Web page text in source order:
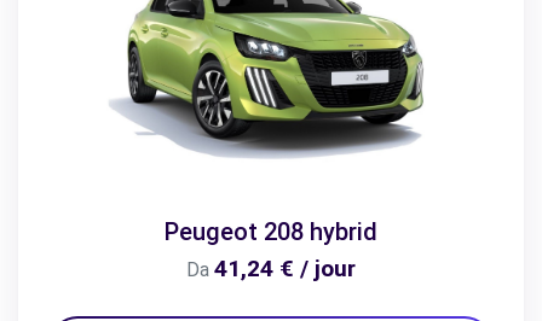
Peugeot 208 hybrid
Da 41,24 € / jour